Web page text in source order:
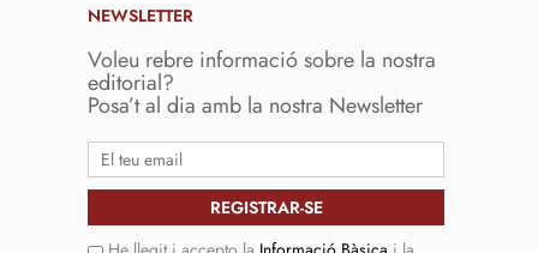
NEWSLETTER
Voleu rebre informació sobre la nostra
editorial?
Posa’t al dia amb la nostra Newsletter